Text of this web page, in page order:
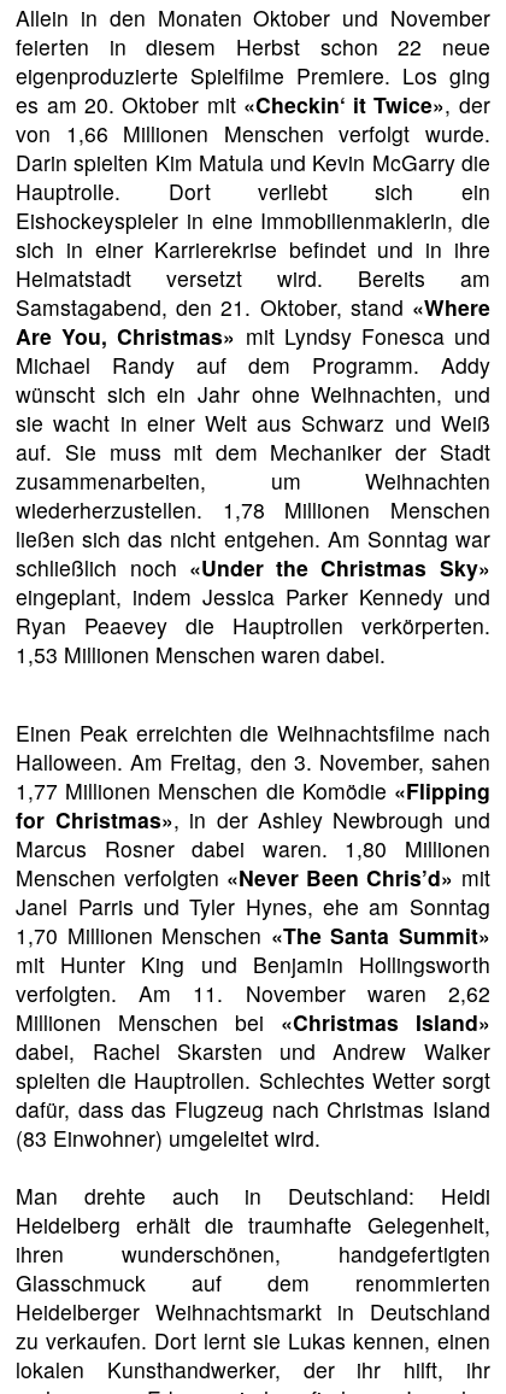
Allein in den Monaten Oktober und November
feierten in diesem Herbst schon 22 neue
eigenproduzierte Spielfilme Premiere. Los ging
es am 20. Oktober mit «Checkin‘ it Twice», der
von 1,66 Millionen Menschen verfolgt wurde.
Darin spielten Kim Matula und Kevin McGarry die
Hauptrolle. Dort verliebt sich ein
Eishockeyspieler in eine Immobilienmaklerin, die
sich in einer Karrierekrise befindet und in ihre
Heimatstadt versetzt wird. Bereits am
Samstagabend, den 21. Oktober, stand «Where
Are You, Christmas» mit Lyndsy Fonesca und
Michael Randy auf dem Programm. Addy
wünscht sich ein Jahr ohne Weihnachten, und
sie wacht in einer Welt aus Schwarz und Weiß
auf. Sie muss mit dem Mechaniker der Stadt
zusammenarbeiten, um Weihnachten
wiederherzustellen. 1,78 Millionen Menschen
ließen sich das nicht entgehen. Am Sonntag war
schließlich noch «Under the Christmas Sky»
eingeplant, indem Jessica Parker Kennedy und
Ryan Peaevey die Hauptrollen verkörperten.
1,53 Millionen Menschen waren dabei.
Einen Peak erreichten die Weihnachtsfilme nach
Halloween. Am Freitag, den 3. November, sahen
1,77 Millionen Menschen die Komödie «Flipping
for Christmas», in der Ashley Newbrough und
Marcus Rosner dabei waren. 1,80 Millionen
Menschen verfolgten «Never Been Chris’d» mit
Janel Parris und Tyler Hynes, ehe am Sonntag
1,70 Millionen Menschen «The Santa Summit»
mit Hunter King und Benjamin Hollingsworth
verfolgten. Am 11. November waren 2,62
Millionen Menschen bei «Christmas Island»
dabei, Rachel Skarsten und Andrew Walker
spielten die Hauptrollen. Schlechtes Wetter sorgt
dafür, dass das Flugzeug nach Christmas Island
(83 Einwohner) umgeleitet wird.
Man drehte auch in Deutschland: Heidi
Heidelberg erhält die traumhafte Gelegenheit,
ihren wunderschönen, handgefertigten
Glasschmuck auf dem renommierten
Heidelberger Weihnachtsmarkt in Deutschland
zu verkaufen. Dort lernt sie Lukas kennen, einen
lokalen Kunsthandwerker, der ihr hilft, ihr